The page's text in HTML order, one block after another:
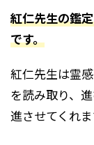
紅仁先生の鑑
です。
紅仁先生は霊
を読み取り、
進させてくれま